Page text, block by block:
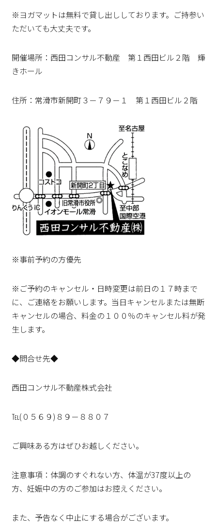
※ヨガマットは無料で貸し出ししております。ご持参い
ただいても大丈夫です。
開催場所：西田コンサル不動産 第１西田ビル２階 輝
きホール
住所：常滑市新開町３－７９－１ 第１西田ビル２階
※事前予約の方優先
※ご予約のキャンセル・日時変更は前日の１７時まで
に、ご連絡をお願いします。当日キャンセルまたは無断
キャンセルの場合、料金の１００％のキャンセル料が発
生します。
◆問合せ先◆
西田コンサル不動産株式会社
℡(０５６９)８９－８８０７
ご興味ある方はぜひお越しください。
注意事項：体調のすぐれない方、体温が37度以上の
方、妊娠中の方のご参加はお控えください。
また、予告なく中止にする場合がございます。